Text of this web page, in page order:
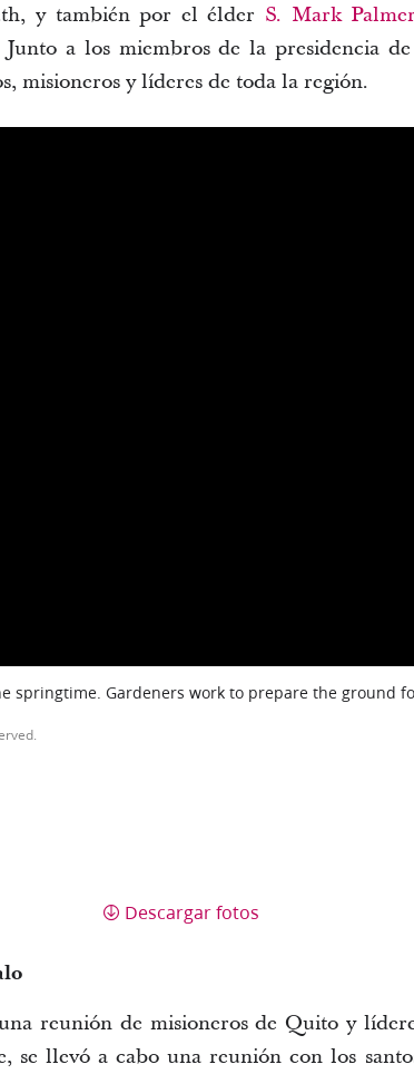
y también por el élder S. Mark Palmer
Junto a los miembros de la presidencia
misioneros y líderes de toda la región.
springtime. Gardeners work to prepare the ground
Descargar fotos
reunión de misioneros de Quito y
se llevó a cabo una reunión con los